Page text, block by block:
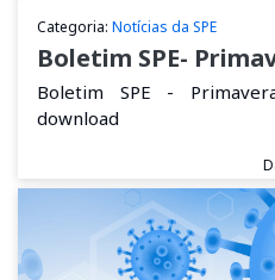
Categoria: Notícias da SPE
Boletim SPE-
Boletim SPE -
download